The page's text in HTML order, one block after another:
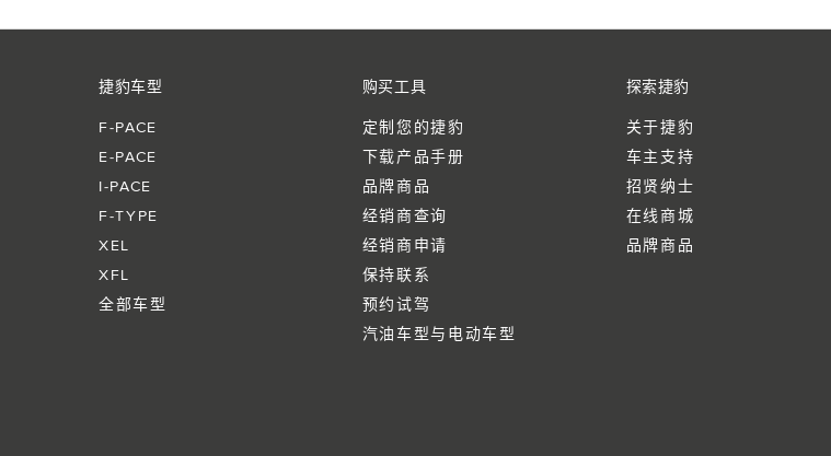
捷豹车型
F‑PACE
E‑PACE
I‑PACE
F‑TYPE
XEL
XFL
全部车型
购买工具
定制您的捷豹
下载产品手册
品牌商品
经销商查询
经销商申请
保持联系
预约试驾
汽油车型与电动车型
探索捷豹
关于捷豹
车主支持
招贤纳士
在线商城
品牌商品